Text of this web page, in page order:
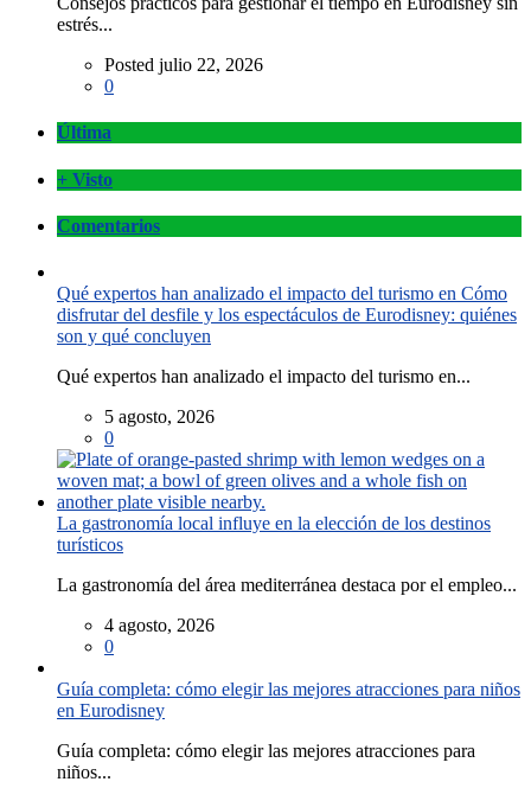
estrés...
Posted julio 22, 2026
0
Última
+ Visto
Comentarios
Qué expertos han analizado el impacto del turismo en Cómo
disfrutar del desfile y los espectáculos de Eurodisney: quiénes
son y qué concluyen
Qué expertos han analizado el impacto del turismo en...
5 agosto, 2026
0
La gastronomía local influye en la elección de los destinos
turísticos
La gastronomía del área mediterránea destaca por el empleo...
4 agosto, 2026
0
Guía completa: cómo elegir las mejores atracciones para niños
en Eurodisney
Guía completa: cómo elegir las mejores atracciones para
niños...